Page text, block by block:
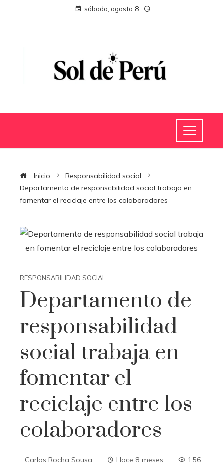
sábado, agosto 8
Inicio
Responsabilidad social
Departamento de responsabilidad social trabaja en
fomentar el reciclaje entre los colaboradores
RESPONSABILIDAD SOCIAL
Departamento de
responsabilidad
social trabaja en
fomentar el
reciclaje entre los
colaboradores
Carlos Rocha Sousa Hace 8 meses 156